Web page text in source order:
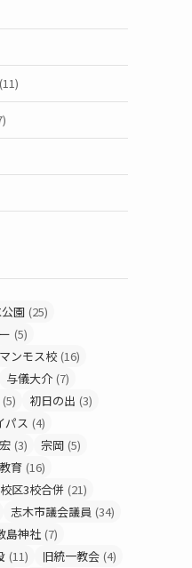
(11)
園 (25)
(5)
マンモス校 (16)
与儀大介 (7)
(5) 初日の出 (3)
パス (4)
(3) 宗岡 (5)
育 (16)
区3校合併 (21)
志木市議会議員 (34)
島神社 (7)
(11) 旧統一教会 (4)